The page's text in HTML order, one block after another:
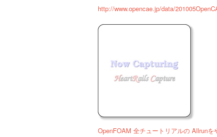
http://www.opencae.jp/data/
OpenFOAM 全チュートリアルの Allrunを